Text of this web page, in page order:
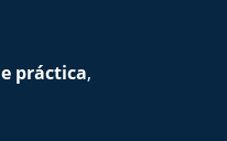
práctica,